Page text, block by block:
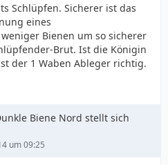
Schlüpfen. Sicherer ist das
eines
Bienen um so sicherer
Brut. Ist die Königin
der 1 Waben Ableger richtig.
Biene Nord stellt sich
um 09:25